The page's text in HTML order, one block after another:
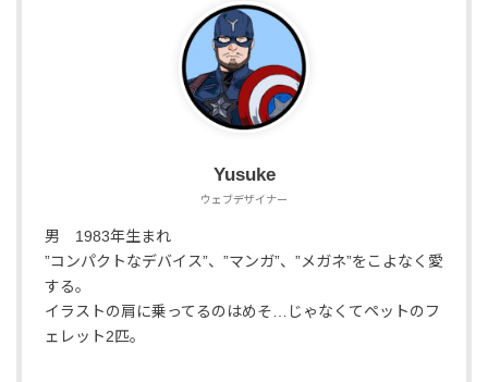
Yusuke
ウェブデザイナー
男 1983年生まれ
”コンパクトなデバイス”、”マンガ”、”メガネ”をこよなく愛
する。
イラストの肩に乗ってるのはめそ…じゃなくてペットのフ
ェレット2匹。